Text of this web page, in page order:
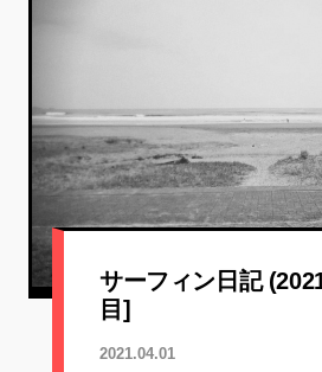
サーフィン日記
目]
2021.04.01